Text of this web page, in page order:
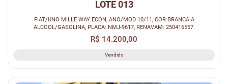
LOTE 013
FIAT/UNO MILLE WAY ECON, ANO/MOD 10/11, COR BRANCA A
ALCOOL/GASOLINA, PLACA: NMJ-9617, RENAVAM: 250416557.
R$ 14.200,00
Vendido